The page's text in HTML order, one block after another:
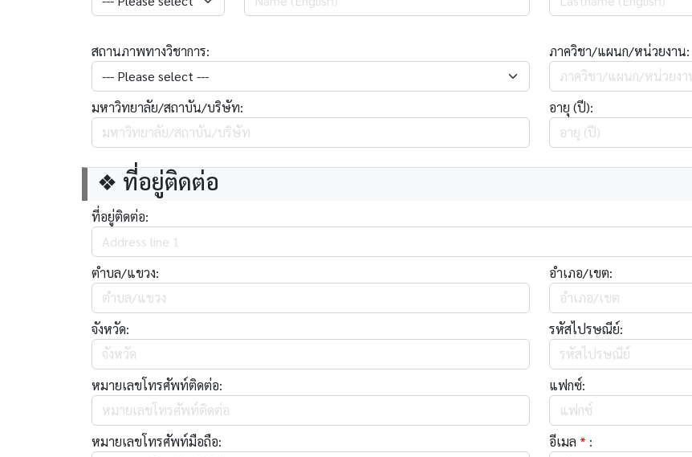
สถานภาพทางวิชาการ: ภาควิชา/แผนก/หน่วยงาน:
มหาวิทยาลัย/สถาบัน/บริษัท: อายุ (ปี):
❖ ที่อยู่ติดต่อ
ที่อยู่ติดต่อ:
ตำบล/แขวง: อำเภอ/เขต:
จังหวัด: รหัสไปรษณีย์:
หมายเลขโทรศัพท์ติดต่อ: แฟกซ์:
หมายเลขโทรศัพท์มือถือ: อีเมล * :